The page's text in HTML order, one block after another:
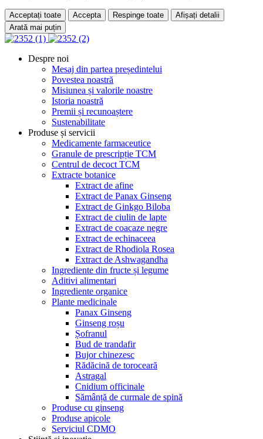
Acceptați toate Accepta Respinge toate
Afișați detalii
Arată mai puțin
Despre noi
Mesaj din partea președintelui
Povestea noastră
Misiunea și valorile noastre
Istoria noastră
Premii și recunoaștere
Sustenabilitate
Produse și servicii
Medicamente farmaceutice
Granule de prescripție TCM
Centrul de decoct TCM
Extracte botanice
Extract de afine
Extract de Panax Ginseng
Extract de Ginkgo Biloba
Extract de ciulin de lapte
Extract de coacaze negre
Extract de echinaceea
Extract de Rhodiola Rosea
Extract de Ashwagandha
Ingrediente din fructe și legume
Aditivi alimentari
Ingrediente organice
Plante medicinale
Panax Ginseng
Ginseng roșu
Șofranul
Bud de trandafir
Bujor chinezesc
Rădăcină de toroceară
Astragal
Cnidium officinale
Sămânță de curmale de spină
Produse cu ginseng
Produse apicole
Serviciul CDMO